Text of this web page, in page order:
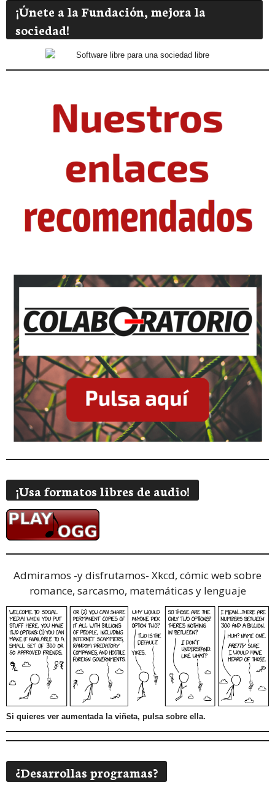
¡Únete a la Fundación, mejora la
sociedad!
¡Usa formatos libres de audio!
Admiramos -y disfrutamos- Xkcd, cómic web sobre
romance, sarcasmo, matemáticas y lenguaje
Si quieres ver aumentada la viñeta, pulsa sobre ella.
¿Desarrollas programas?